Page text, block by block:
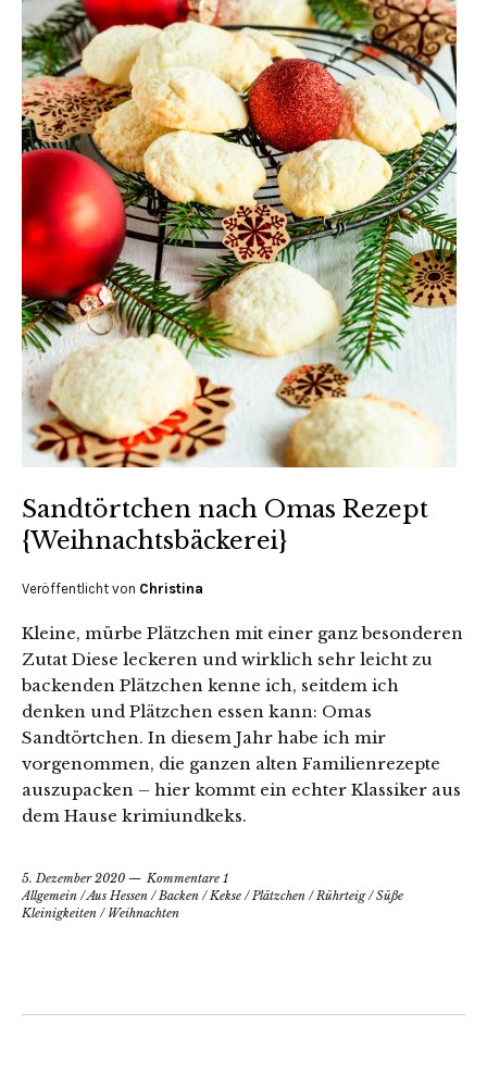
Sandtörtchen nach Omas Rezept
{Weihnachtsbäckerei}
Veröffentlicht von Christina
Kleine, mürbe Plätzchen mit einer ganz besonderen
Zutat Diese leckeren und wirklich sehr leicht zu
backenden Plätzchen kenne ich, seitdem ich
denken und Plätzchen essen kann: Omas
Sandtörtchen. In diesem Jahr habe ich mir
vorgenommen, die ganzen alten Familienrezepte
auszupacken – hier kommt ein echter Klassiker aus
dem Hause krimiundkeks.
5. Dezember 2020
Kommentare 1
Allgemein /Aus Hessen /Backen /Kekse /Plätzchen /Rührteig/Süße
Kleinigkeiten / Weihnachten